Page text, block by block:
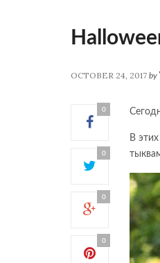
OCTOBER 24, 2017 by
0
0
0
0
В этих